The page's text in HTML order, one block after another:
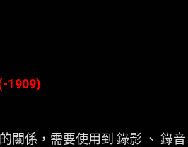
1909)
關係，需要使用到 錄影 、 錄